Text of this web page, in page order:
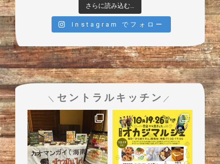
さらに読み込む…
Instagram でフォロー
＼ セントラルキッチン ／